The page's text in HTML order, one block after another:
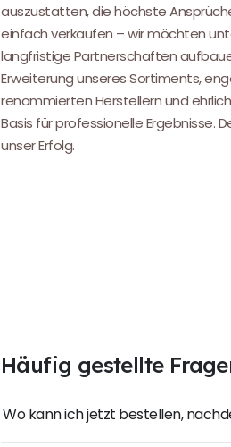
auszustatten, die höchste
einfach verkaufen – wir möchten
langfristige Partnerschaften
Erweiterung unseres Sortiments,
renommierten Herstellern und
Basis für professionelle Ergebnisse.
unser Erfolg.
Häufig gestellte
Wo kann ich jetzt bestellen,